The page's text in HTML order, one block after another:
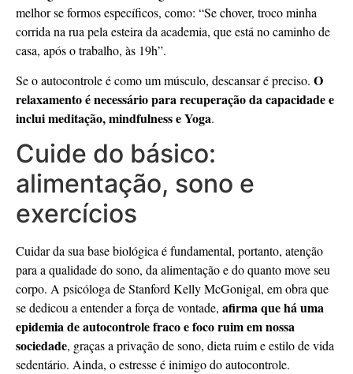
melhor se formos específicos, como: “Se chover, troco minha
corrida na rua pela esteira da academia, que está no caminho de
casa, após o trabalho, às 19h”.
Se o autocontrole é como um músculo, descansar é preciso. O
relaxamento é necessário para recuperação da capacidade e
inclui meditação, mindfulness e Yoga.
Cuide do básico:
alimentação, sono e
exercícios
Cuidar da sua base biológica é fundamental, portanto, atenção
para a qualidade do sono, da alimentação e do quanto move seu
corpo. A psicóloga de Stanford Kelly McGonigal, em obra que
se dedicou a entender a força de vontade, afirma que há uma
epidemia de autocontrole fraco e foco ruim em nossa
sociedade, graças a privação de sono, dieta ruim e estilo de vida
sedentário. Ainda, o estresse é inimigo do autocontrole.